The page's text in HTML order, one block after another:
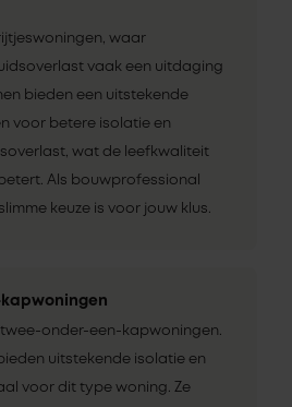
waar
vaak een uitdaging
bieden een uitstekende
voor betere isolatie en
wat de leefkwaliteit
Als bouwprofessional
keuze is voor jouw klus.
twee-onder-een-kapwoningen.
uitstekende isolatie en
voor dit type woning. Ze